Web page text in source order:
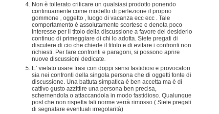
Non è tollerato criticare un qualsiasi prodotto ponendo
continuamente come modello di perfezione il proprio
gommone , oggetto , luogo di vacanza ecc ecc . Tale
comportamento è assolutamente scortese e denota poco
interesse per il titolo della discussione a favore del desiderio
continuo di primeggiare di chi lo adotta. Siete pregati di
discutere di cio che chiede il titolo e di evitare i confronti non
richiesti. Per fare confronti e paragoni, si possono aprire
nuove discussioni dedicate.
E’ vietato usare frasi con doppi sensi fastidiosi e provocatori
sia nei confronti della singola persona che di oggetti fonte di
discussione. Una battuta simpatica è ben accetta ma è di
cattivo gusto azzittire una persona ben precisa,
schernendola o attaccandola in modo fastidioso. Qualunque
post che non rispetta tali norme verrà rimosso ( Siete pregati
di segnalare eventuali irregolarità)